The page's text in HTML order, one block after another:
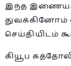
இந்த
துவக்கினோம்
செய்தியிடம்
கியூப